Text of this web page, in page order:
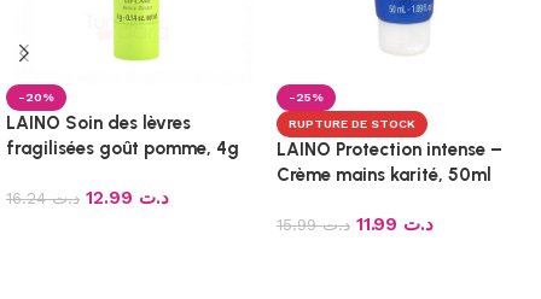
-20%
LAINO Soin des lèvres
fragilisées goût pomme, 4g
د.ت16.24 د.ت
-25%
RUPTURE DE STOCK
LAINO Protection intense –
Crème mains karité, 50ml
د.ت15.99 د.ت